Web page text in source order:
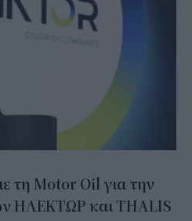
τη Motor Oil για την
ΗΛΕΚΤΩΡ και THALIS